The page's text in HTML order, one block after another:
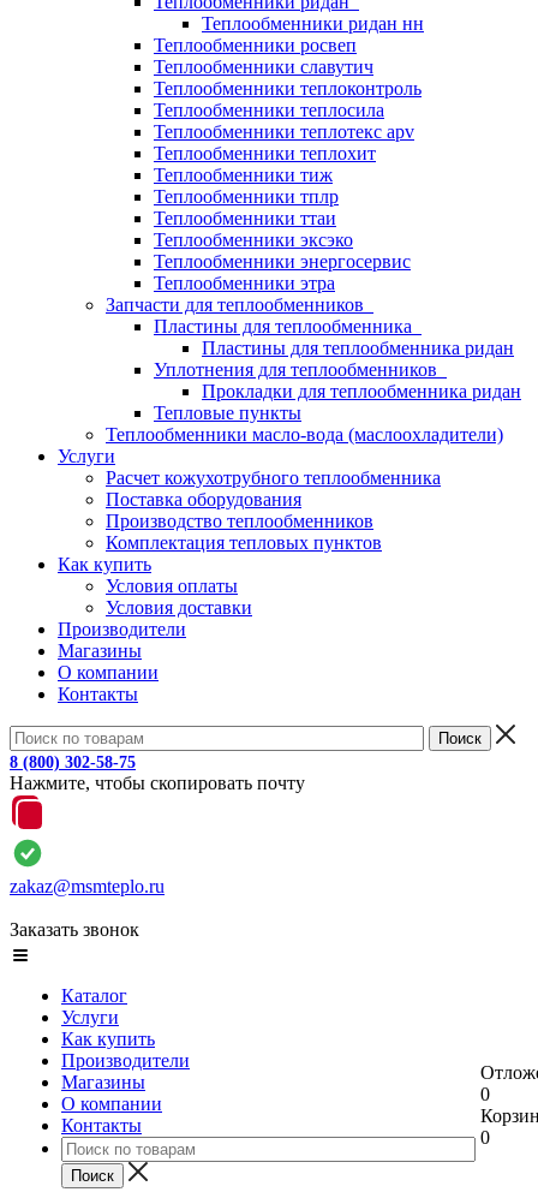
Теплообменники ридан нн
Теплообменники росвеп
Теплообменники славутич
Теплообменники теплоконтроль
Теплообменники теплосила
Теплообменники теплотекс apv
Теплообменники теплохит
Теплообменники тиж
Теплообменники тплр
Теплообменники ттаи
Теплообменники эксэко
Теплообменники энергосервис
Теплообменники этра
Запчасти для теплообменников
Пластины для теплообменника
Пластины для теплообменника ридан
Уплотнения для теплообменников
Прокладки для теплообменника ридан
Тепловые пункты
Теплообменники масло-вода (маслоохладители)
Услуги
Расчет кожухотрубного теплообменника
Поставка оборудования
Производство теплообменников
Комплектация тепловых пунктов
Как купить
Условия оплаты
Условия доставки
Производители
Магазины
О компании
Контакты
8 (800) 302-58-75
Нажмите, чтобы скопировать почту
zakaz@msmteplo.ru
Заказать звонок
Каталог
Услуги
Как купить
Производители
Магазины
О компании
Контакты
0
0